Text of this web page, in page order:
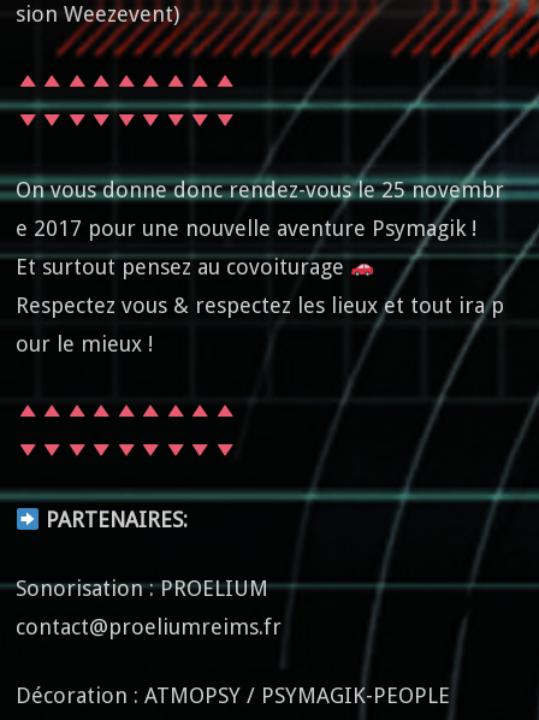
sion Weezevent)
On vous donne donc rendez-vous le 25 novembr
e 2017 pour une nouvelle aventure Psymagik !
Et surtout pensez au covoiturage
Respectez vous & respectez les lieux et tout ira p
our le mieux !
PARTENAIRES:
Sonorisation : PROELIUM
contact@proeliumreims.fr
Décoration : ATMOPSY / PSYMAGIK-PEOPLE